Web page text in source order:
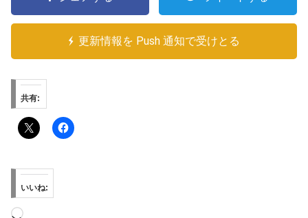
更新情報を Push 通知で受けとる
共有:
いいね:
読